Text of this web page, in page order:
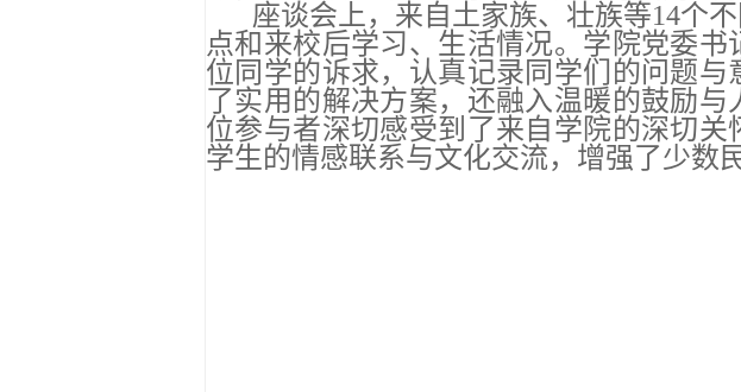
座谈会上，来自土家族、壮族等14个
点和来校后学习、生活情况。学院党委
位同学的诉求，认真记录同学们的问题
了实用的解决方案，还融入温暖的鼓励
位参与者深切感受到了来自学院的深切
学生的情感联系与文化交流，增强了少数